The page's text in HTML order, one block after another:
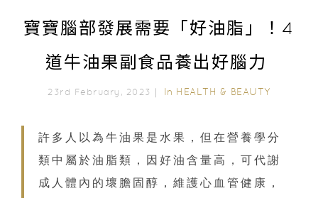
寶寶腦部發展需要「好油脂」！4
道牛油果副食品養出好腦力
23rd February, 2023｜ In HEALTH & BEAUTY
許多人以為牛油果是水果，但在營養學分
類中屬於油脂類，因好油含量高，可代謝
成人體內的壞膽固醇，維護心血管健康，